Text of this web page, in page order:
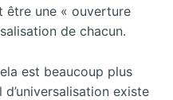
être une « ouverture
de chacun.
est beaucoup plus
existe